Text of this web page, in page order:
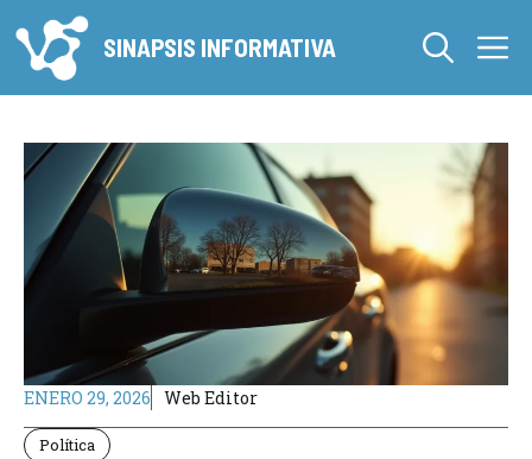
al
contenido
SINAPSIS INFORMATIVA
ENERO 29, 2026 Web Editor
Política